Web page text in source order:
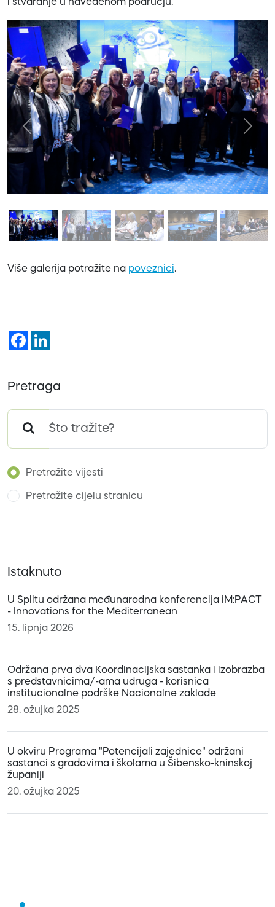
i stvaranje u navedenom području.
Previous Next
Više galerija potražite na poveznici.
Facebook
Pretraga
Pretražite vijesti
Pretražite cijelu stranicu
Istaknuto
U Splitu održana međunarodna konferencija iM:PACT
- Innovations for the Mediterranean
15. lipnja 2026
Održana prva dva Koordinacijska sastanka i izobrazba
s predstavnicima/-ama udruga - korisnica
institucionalne podrške Nacionalne zaklade
28. ožujka 2025
U okviru Programa "Potencijali zajednice" održani
sastanci s gradovima i školama u Šibensko-kninskoj
županiji
20. ožujka 2025